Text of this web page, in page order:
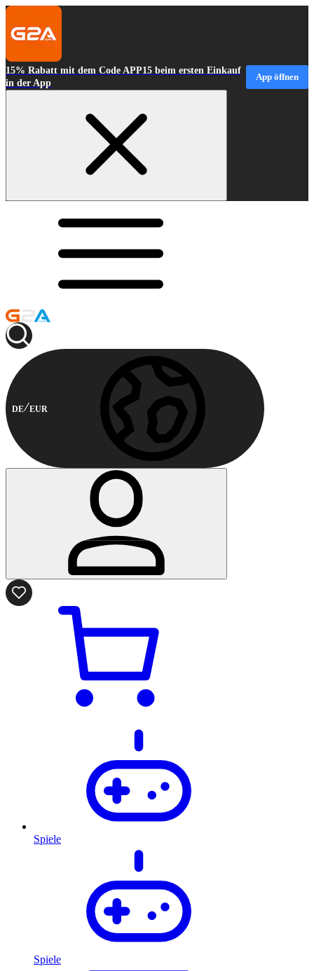
15% Rabatt mit dem Code APP15 beim ersten Einkauf
in der App
App öffnen
DE EUR
Spiele
Spiele